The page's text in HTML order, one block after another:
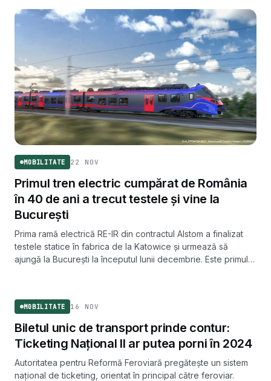
MOBILITATE 22 NOV
Primul tren electric cumpărat de România
în 40 de ani a trecut testele și vine la
București
Prima ramă electrică RE-IR din contractul Alstom a finalizat
testele statice în fabrica de la Katowice și urmează să
ajungă la București la începutul lunii decembrie. Este primul
MOBILITATE 16 NOV
Biletul unic de transport prinde contur:
Ticketing Național II ar putea porni în 2024
Autoritatea pentru Reformă Feroviară pregătește un sistem
național de ticketing, orientat în principal către feroviar.